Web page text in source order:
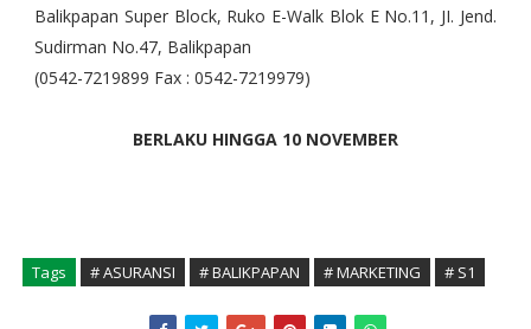
Balikpapan Super Block, Ruko E-Walk Blok E No.11, JI. Jend.
Sudirman No.47, Balikpapan
(0542-7219899 Fax : 0542-7219979)
BERLAKU HINGGA 10 NOVEMBER
Tags # ASURANSI # BALIKPAPAN # MARKETING # S1